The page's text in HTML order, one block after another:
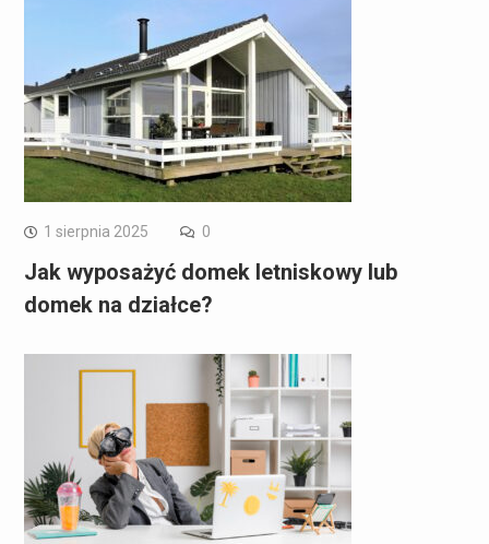
1 sierpnia 2025 0
Jak wyposażyć domek letniskowy lub
domek na działce?